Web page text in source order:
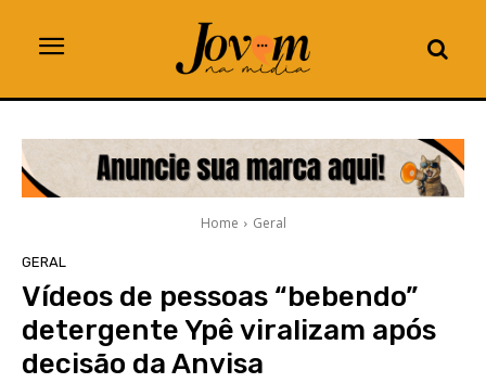
Home Geral
GERAL
Vídeos de pessoas “bebendo”
detergente Ypê viralizam após
decisão da Anvisa